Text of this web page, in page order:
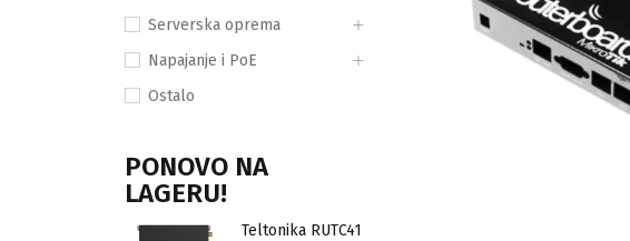
Serverska oprema
Napajanje i PoE
Ostalo
PONOVO NA
LAGERU!
Teltonika RUTC41